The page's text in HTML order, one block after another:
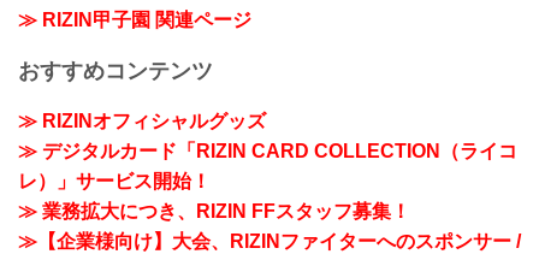
≫ RIZIN甲子園 関連ページ
おすすめコンテンツ
≫ RIZINオフィシャルグッズ
≫ デジタルカード「RIZIN CARD COLLECTION（ライコ
レ）」サービス開始！
≫ 業務拡大につき、RIZIN FFスタッフ募集！
≫【企業様向け】大会、RIZINファイターへのスポンサー /